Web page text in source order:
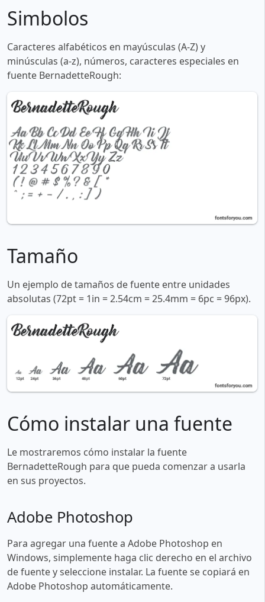
Simbolos
Caracteres alfabéticos en mayúsculas (A-Z) y
minúsculas (a-z), números, caracteres especiales en
fuente BernadetteRough:
Tamaño
Un ejemplo de tamaños de fuente entre unidades
absolutas (72pt = 1in = 2.54cm = 25.4mm = 6pc = 96px).
Cómo instalar una fuente
Le mostraremos cómo instalar la fuente
BernadetteRough para que pueda comenzar a usarla
en sus proyectos.
Adobe Photoshop
Para agregar una fuente a Adobe Photoshop en
Windows, simplemente haga clic derecho en el archivo
de fuente y seleccione instalar. La fuente se copiará en
Adobe Photoshop automáticamente.